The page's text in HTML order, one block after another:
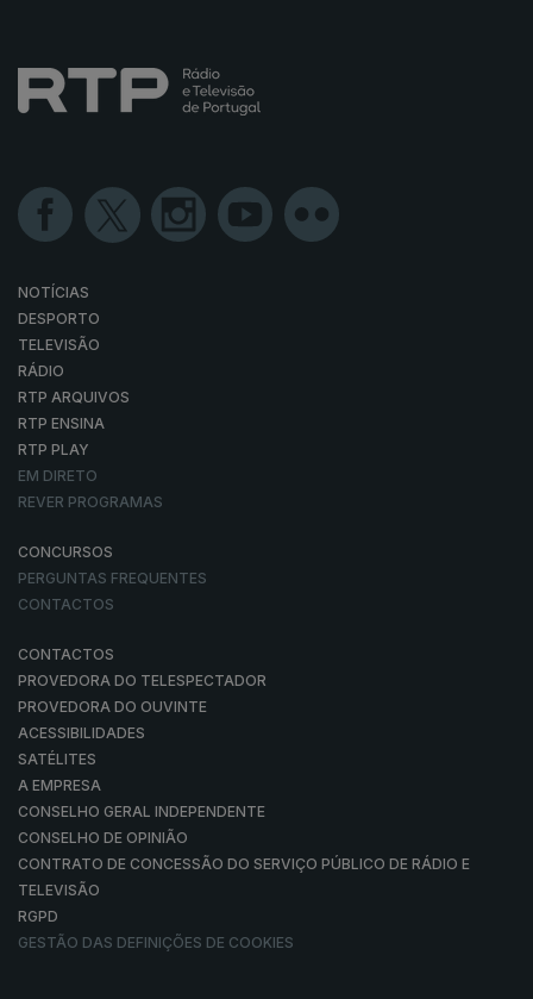
NOTÍCIAS
DESPORTO
TELEVISÃO
RÁDIO
RTP ARQUIVOS
RTP ENSINA
RTP PLAY
EM DIRETO
REVER PROGRAMAS
CONCURSOS
PERGUNTAS FREQUENTES
CONTACTOS
CONTACTOS
PROVEDORA DO TELESPECTADOR
PROVEDORA DO OUVINTE
ACESSIBILIDADES
SATÉLITES
A EMPRESA
CONSELHO GERAL INDEPENDENTE
CONSELHO DE OPINIÃO
CONTRATO DE CONCESSÃO DO SERVIÇO PÚBLICO DE RÁDIO E
TELEVISÃO
RGPD
GESTÃO DAS DEFINIÇÕES DE COOKIES